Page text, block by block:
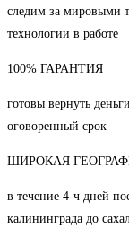
следим за мировыми
технологии в работе
100% ГАРАНТИЯ
готовы вернуть
оговоренный срок
ШИРОКАЯ
в течение 4-ч дней
калининграда до